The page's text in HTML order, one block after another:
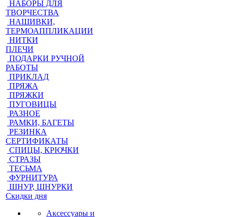
НАБОРЫ ДЛЯ
ТВОРЧЕСТВА
НАШИВКИ,
ТЕРМОАППЛИКАЦИИ
НИТКИ
ПЛЕЧИ
ПОДАРКИ РУЧНОЙ
РАБОТЫ
ПРИКЛАД
ПРЯЖА
ПРЯЖКИ
ПУГОВИЦЫ
РАЗНОЕ
РАМКИ, БАГЕТЫ
РЕЗИНКА
СЕРТИФИКАТЫ
СПИЦЫ, КРЮЧКИ
СТРАЗЫ
ТЕСЬМА
ФУРНИТУРА
ШНУР, ШНУРКИ
Скидки дня
Аксессуары и